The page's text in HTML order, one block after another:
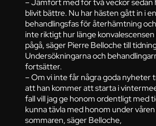
blivit bättre. Nu har hästen gått in i en
behandlingsfas för återhämtning
inte riktigt hur länge
pågå, säger Pierre Belloche till
Undersökningarna och
fortsätter.
– Om vi inte får några goda nyheter
att han kommer att starta i
fall vill jag ge honom ordentligt med
kunna tävla med honom under
sommaren, säger Belloche,